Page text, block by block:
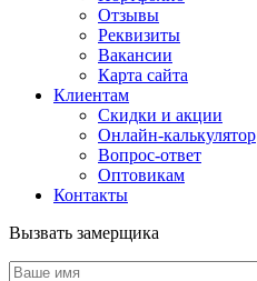
Отзывы
Реквизиты
Вакансии
Карта сайта
Клиентам
Скидки и акции
Онлайн-калькулятор
Вопрос-ответ
Оптовикам
Контакты
Вызвать замерщика